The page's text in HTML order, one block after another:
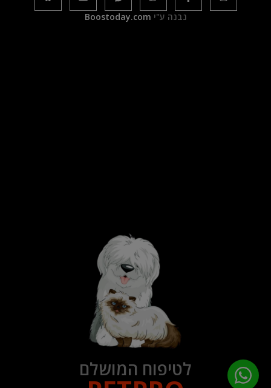
לטיפוח המושלם
נבנה ע"י Boostoday.com